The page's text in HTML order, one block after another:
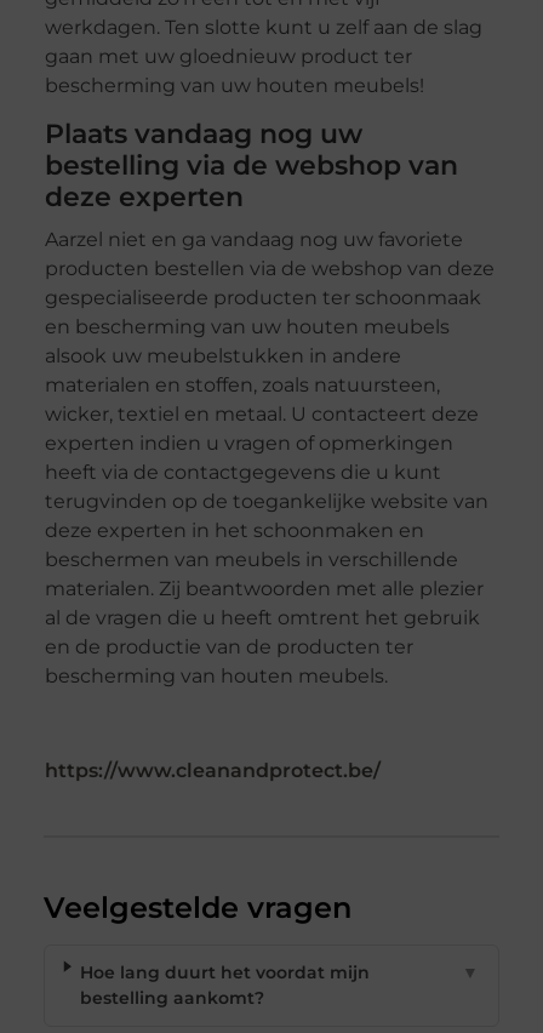
werkdagen. Ten slotte kunt u zelf aan de slag
gaan met uw gloednieuw product ter
bescherming van uw houten meubels!
Plaats vandaag nog uw
bestelling via de webshop van
deze experten
Aarzel niet en ga vandaag nog uw favoriete
producten bestellen via de webshop van deze
gespecialiseerde producten ter schoonmaak
en bescherming van uw houten meubels
alsook uw meubelstukken in andere
materialen en stoffen, zoals natuursteen,
wicker, textiel en metaal. U contacteert deze
experten indien u vragen of opmerkingen
heeft via de contactgegevens die u kunt
terugvinden op de toegankelijke website van
deze experten in het schoonmaken en
beschermen van meubels in verschillende
materialen. Zij beantwoorden met alle plezier
al de vragen die u heeft omtrent het gebruik
en de productie van de producten ter
bescherming van houten meubels.
https://www.cleanandprotect.be/
Veelgestelde vragen
Hoe lang duurt het voordat mijn
bestelling aankomt?
▼